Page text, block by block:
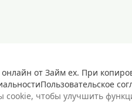
от Займ ex. При
Пользовательское
чтобы улучшить